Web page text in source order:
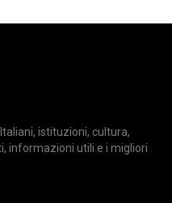
istituzioni, cultura,
informazioni utili e i migliori